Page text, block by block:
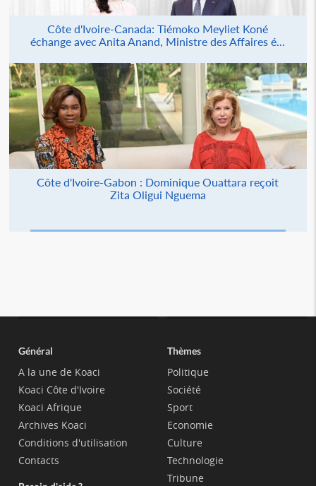
Côte d'Ivoire-Canada: Tiémoko Meyliet Koné
échange avec Anita Anand, Ministre des Affaires é...
Côte d'Ivoire-Gabon : Dominique Ouattara reçoit
Zita Oligui Nguema
Général
A la une de Koaci
Koaci Côte d'Ivoire
Koaci Afrique
Archives Koaci
Conditions d'utilisation
Contacts
Thèmes
Politique
Société
Sport
Economie
Culture
Technologie
Tribune